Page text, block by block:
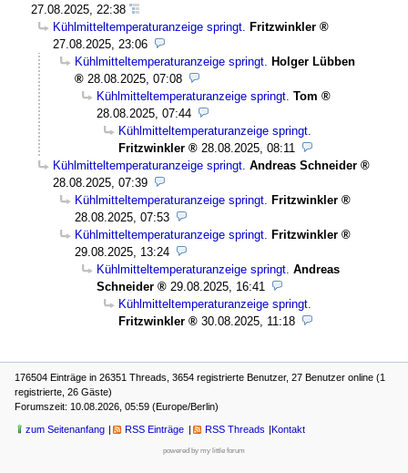
27.08.2025, 22:38
Kühlmitteltemperaturanzeige springt.
Fritzwinkler
27.08.2025, 23:06
Kühlmitteltemperaturanzeige springt.
Holger Lübben
28.08.2025, 07:08
Kühlmitteltemperaturanzeige springt. Tom
28.08.2025, 07:44
Kühlmitteltemperaturanzeige springt.
Fritzwinkler
28.08.2025, 08:11
Kühlmitteltemperaturanzeige springt. Andreas Schneider
28.08.2025, 07:39
Kühlmitteltemperaturanzeige springt.
Fritzwinkler
28.08.2025, 07:53
Kühlmitteltemperaturanzeige springt.
Fritzwinkler
29.08.2025, 13:24
Kühlmitteltemperaturanzeige springt. Andreas
Schneider
29.08.2025, 16:41
Kühlmitteltemperaturanzeige springt.
Fritzwinkler
30.08.2025, 11:18
176504 Einträge in 26351 Threads, 3654 registrierte Benutzer, 27 Benutzer online (1
registrierte, 26 Gäste)
Forumszeit: 10.08.2026, 05:59 (Europe/Berlin)
zum Seitenanfang RSS Einträge RSS Threads Kontakt
powered by my little forum